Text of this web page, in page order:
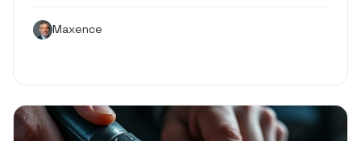
Maxence